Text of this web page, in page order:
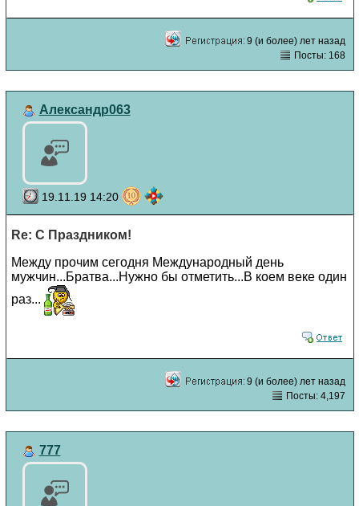
9 (и более) лет назад
Посты: 168
Александр063
19.11.19 14:20
Re: С Праздником!
Между прочим сегодня Международный день
мужчин...Братва...Нужно бы отметить...В коем веке один
раз...
9 (и более) лет назад
Посты: 4,197
777